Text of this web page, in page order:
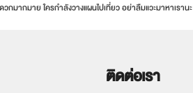
มากมาย ใครกำลังวางแผนไปเที่ยว อย่าลืมแวะมาหาเรานะ
ติดต่อเรา